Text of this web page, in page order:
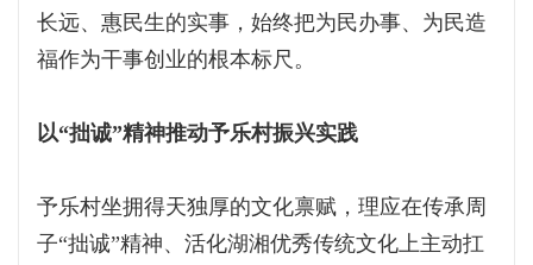
长远、惠民生的实事，始终把为民办事、为民造
福作为干事创业的根本标尺。
以“拙诚”精神推动予乐村振兴实践
予乐村坐拥得天独厚的文化禀赋，理应在传承周
子“拙诚”精神、活化湖湘优秀传统文化上主动扛